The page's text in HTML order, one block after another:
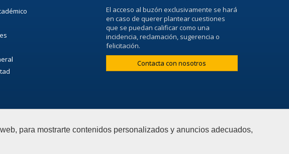
para mostrarte contenidos personalizados y anuncios adecuados,
El acceso al buzón exclusivamente se hará
en caso de querer plantear cuestiones
que se puedan calificar como una
incidencia, reclamación, sugerencia o
felicitación.
Contacta con nosotros